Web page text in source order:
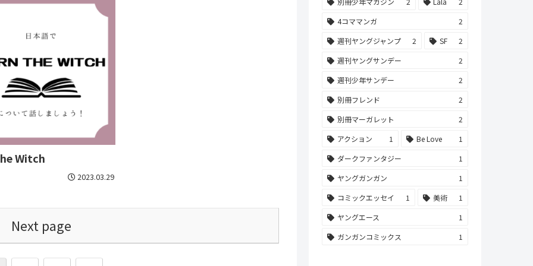
Witch
2023.03.29
Next page
4コママンガ
2
週刊ヤングジャンプ
2 SF
2
週刊ヤングサンデー
2
週刊少年サンデー
2
別冊フレンド
2
別冊マーガレット
2
アクション
1 Be Love
1
ダークファンタジー
1
ヤングガンガン
1
コミックエッセイ
1 美術
1
ヤングエース
1
ガンガンコミックス
1